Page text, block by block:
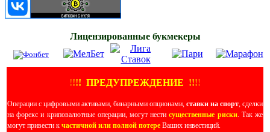
Лицензированные букмекеры
!!!! ПРЕДУПРЕЖДЕНИЕ !!!!
Операции с цифровыми активами, бинарными опционами, ставки на спорт, сделки
на форекс и криповалютные операции, могут нестисущественные риски. Так же
могут привести к частичной или полной потере Ваших инвестиций.